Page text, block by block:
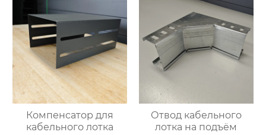
Компенсатор для
кабельного лотка
Отвод кабельного
лотка на подъём